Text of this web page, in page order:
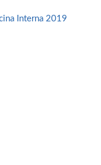
Interna 2019